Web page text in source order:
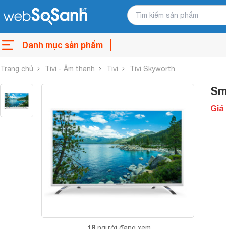
Danh mục sản phẩm
Trang chủ Tivi - Âm thanh Tivi Tivi Skyworth